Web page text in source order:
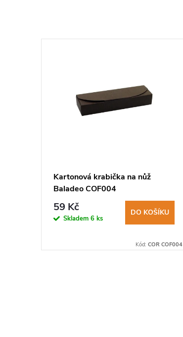
Kartonová krabička na nůž
Baladeo COF004
59 Kč
Skladem 6 ks
DO KOŠÍKU
Kód: COR COF004